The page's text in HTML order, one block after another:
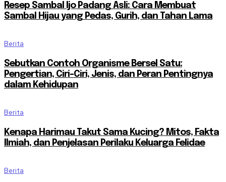
Resep Sambal Ijo Padang Asli: Cara Membuat
Sambal Hijau yang Pedas, Gurih, dan Tahan Lama
Berita
Sebutkan Contoh Organisme Bersel Satu:
Pengertian, Ciri-Ciri, Jenis, dan Peran Pentingnya
dalam Kehidupan
Berita
Kenapa Harimau Takut Sama Kucing? Mitos, Fakta
Ilmiah, dan Penjelasan Perilaku Keluarga Felidae
Berita